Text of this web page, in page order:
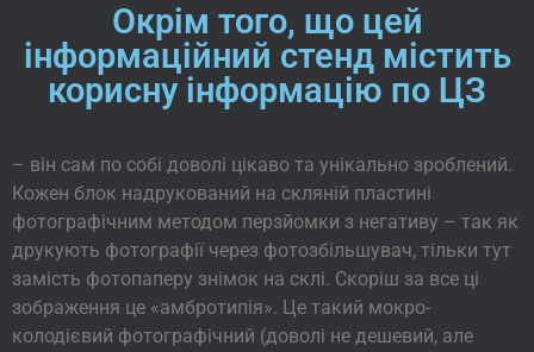
Окрім того, що цей
інформаційний стенд містить
корисну інформацію по ЦЗ
– він сам по собі доволі цікаво та унікально зроблений.
Кожен блок надрукований на скляній пластині
фотографічним методом перзйомки з негативу – так як
друкують фотографії через фотозбільшувач, тільки тут
замість фотопаперу знімок на склі. Скоріш за все ці
зображення це «амбротипія». Це такий мокро-
колодієвий фотографічний (доволі не дешевий, але